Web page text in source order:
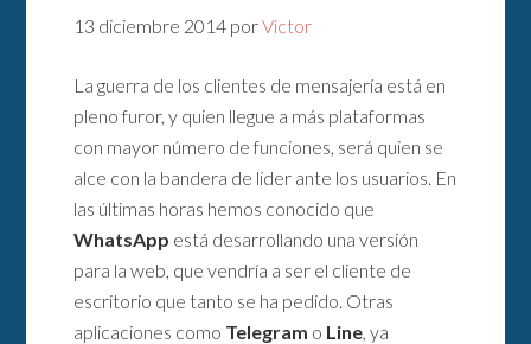
13 diciembre 2014 porVictor
La guerra de los clientes de mensajería está en
pleno furor, y quien llegue a más plataformas
con mayor número de funciones, será quien se
alce con la bandera de líder ante los usuarios. En
las últimas horas hemos conocido que
WhatsApp está desarrollando una versión
para la web, que vendría a ser el cliente de
escritorio que tanto se ha pedido. Otras
aplicaciones como Telegram o Line , ya